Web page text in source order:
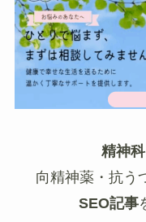
精神
向精神薬・抗う
SEO記事